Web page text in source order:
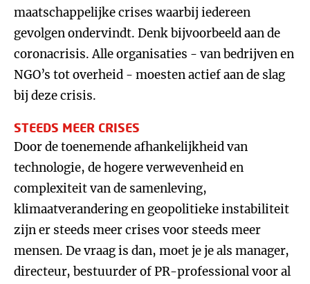
maatschappelijke crises waarbij iedereen
gevolgen ondervindt. Denk bijvoorbeeld aan de
coronacrisis. Alle organisaties - van bedrijven en
NGO’s tot overheid - moesten actief aan de slag
bij deze crisis.
STEEDS MEER CRISES
Door de toenemende afhankelijkheid van
technologie, de hogere verwevenheid en
complexiteit van de samenleving,
klimaatverandering en geopolitieke instabiliteit
zijn er steeds meer crises voor steeds meer
mensen. De vraag is dan, moet je je als manager,
directeur, bestuurder of PR-professional voor al